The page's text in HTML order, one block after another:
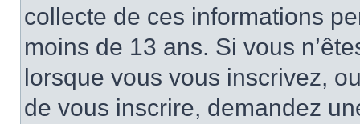
collecte de ces informations
moins de 13 ans. Si vous
lorsque vous vous inscrivez,
de vous inscrire, demandez